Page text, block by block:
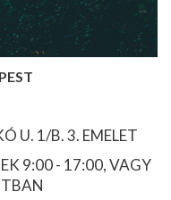
U. 1/B. 3. EMELET
9:00 - 17:00, VAGY